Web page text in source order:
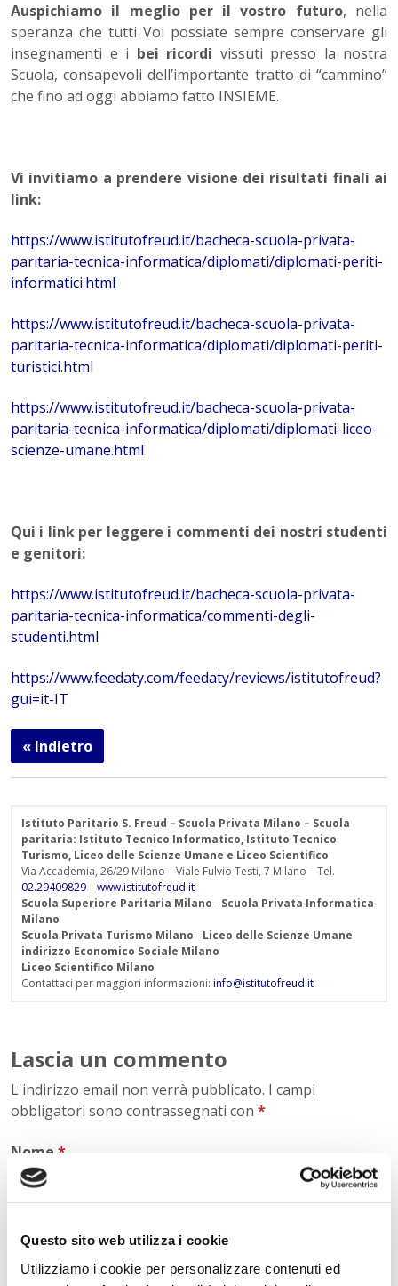
Questo sito web utilizza i cookie
Utilizziamo i cookie per personalizzare contenuti ed
Auspichiamo il meglio per il vostro futuro, nella
speranza che tutti Voi possiate sempre conservare gli
insegnamenti e i bei ricordi vissuti presso la nostra
Scuola, consapevoli dell’importante tratto di “cammino”
che fino ad oggi abbiamo fatto INSIEME.
Vi invitiamo a prendere visione dei risultati finali ai
link:
https://www.istitutofreud.it/bacheca-scuola-privata-
paritaria-tecnica-informatica/diplomati/diplomati-periti-
informatici.html
https://www.istitutofreud.it/bacheca-scuola-privata-
paritaria-tecnica-informatica/diplomati/diplomati-periti-
turistici.html
https://www.istitutofreud.it/bacheca-scuola-privata-
paritaria-tecnica-informatica/diplomati/diplomati-liceo-
scienze-umane.html
Qui i link per leggere i commenti dei nostri studenti
e genitori:
https://www.istitutofreud.it/bacheca-scuola-privata-
paritaria-tecnica-informatica/commenti-degli-
studenti.html
https://www.feedaty.com/feedaty/reviews/istitutofreud?
gui=it-IT
« Indietro
Istituto Paritario S. Freud – Scuola Privata Milano – Scuola
paritaria: Istituto Tecnico Informatico, Istituto Tecnico
Turismo, Liceo delle Scienze Umane e Liceo Scientifico
Via Accademia, 26/29 Milano – Viale Fulvio Testi, 7 Milano – Tel.
02.29409829–www.istitutofreud.it
Scuola Superiore Paritaria Milano - Scuola Privata Informatica
Milano
Scuola Privata Turismo Milano - Liceo delle Scienze Umane
indirizzo Economico Sociale Milano
Liceo Scientifico Milano
Contattaci per maggiori informazioni: info@istitutofreud.it
Lascia un commento
L'indirizzo email non verrà pubblicato. I campi
obbligatori sono contrassegnati con *
Nome *
E-mail*